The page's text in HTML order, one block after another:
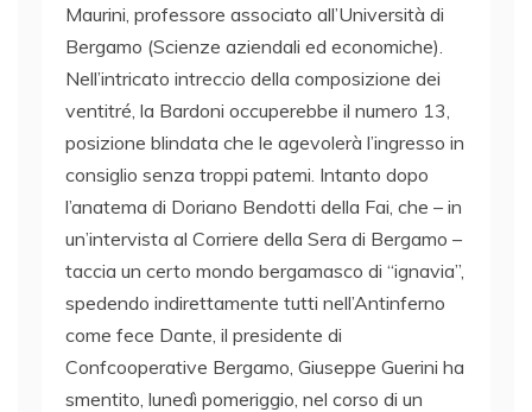
Maurini, professore associato all’Università di
Bergamo (Scienze aziendali ed economiche).
Nell’intricato intreccio della composizione dei
ventitré, la Bardoni occuperebbe il numero 13,
posizione blindata che le agevolerà l’ingresso in
consiglio senza troppi patemi. Intanto dopo
l’anatema di Doriano Bendotti della Fai, che – in
un’intervista al Corriere della Sera di Bergamo –
taccia un certo mondo bergamasco di “ignavia”,
spedendo indirettamente tutti nell’Antinferno
come fece Dante, il presidente di
Confcooperative Bergamo, Giuseppe Guerini ha
smentito, lunedì pomeriggio, nel corso di un